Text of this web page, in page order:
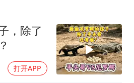
军前线部队连曝丑闻
南一男子胃中取出180颗铁钉
奋力开创中国式现代化建设新局面
，除了
打开APP